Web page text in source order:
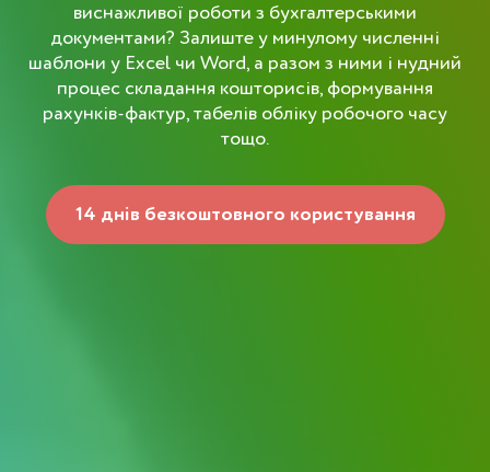
виснажливої роботи з бухгалтерськими
документами? Залиште у минулому численні
шаблони у Excel чи Word, а разом з ними і нудний
процес складання кошторисів, формування
рахунків-фактур, табелів обліку робочого часу
тощо.
14 днів безкоштовного користування